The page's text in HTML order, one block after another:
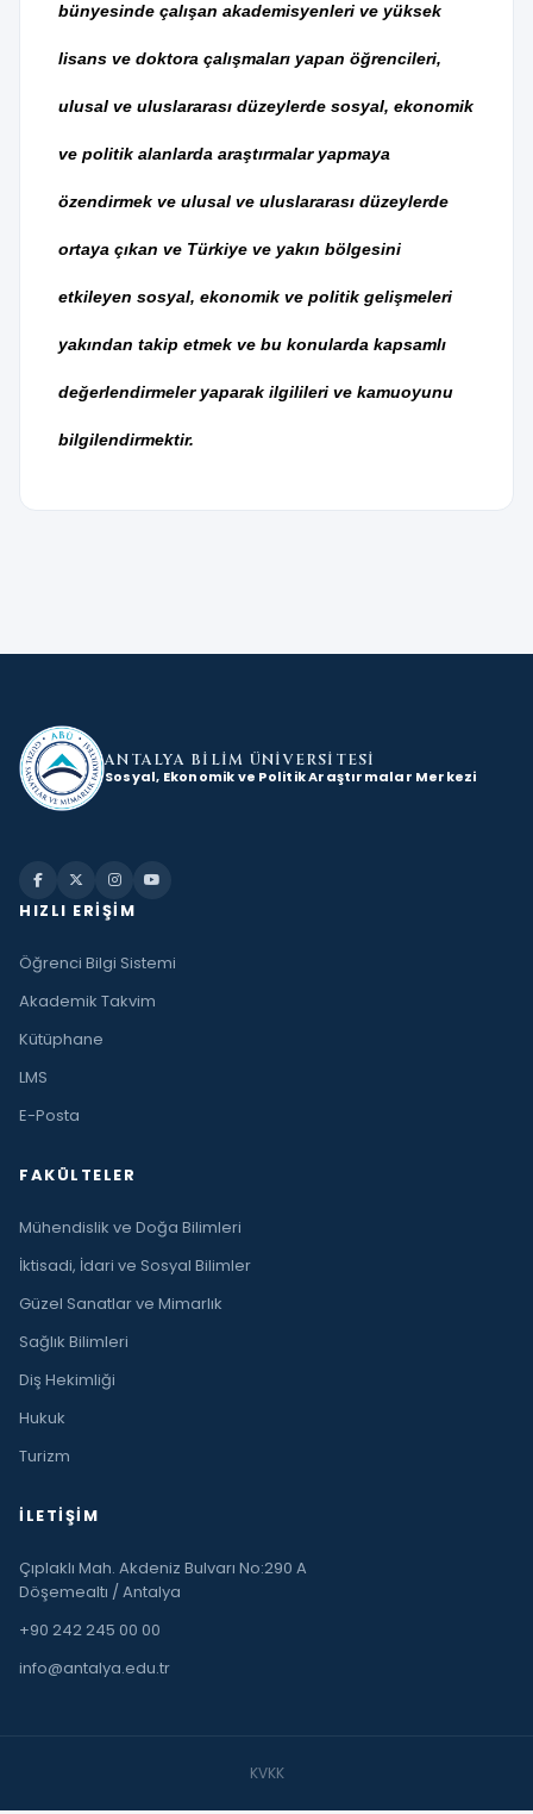
bünyesinde çalışan akademisyenleri ve yüksek
lisans ve doktora çalışmaları yapan öğrencileri,
ulusal ve uluslararası düzeylerde sosyal, ekonomik
ve politik alanlarda araştırmalar yapmaya
özendirmek ve ulusal ve uluslararası düzeylerde
ortaya çıkan ve Türkiye ve yakın bölgesini
etkileyen sosyal, ekonomik ve politik gelişmeleri
yakından takip etmek ve bu konularda kapsamlı
değerlendirmeler yaparak ilgilileri ve kamuoyunu
bilgilendirmektir.
ANTALYA BİLİM ÜNİVERSİTESİ
Sosyal, Ekonomik ve Politik Araştırmalar Merkezi
HIZLI ERIŞIM
Öğrenci Bilgi Sistemi
Akademik Takvim
Kütüphane
LMS
E-Posta
FAKÜLTELER
Mühendislik ve Doğa Bilimleri
İktisadi, İdari ve Sosyal Bilimler
Güzel Sanatlar ve Mimarlık
Sağlık Bilimleri
Diş Hekimliği
Hukuk
Turizm
İLETIŞIM
Çıplaklı Mah. Akdeniz Bulvarı No:290 A
Döşemealtı / Antalya
+90 242 245 00 00
info@antalya.edu.tr
KVKK